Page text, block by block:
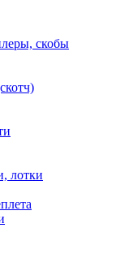
скобы
лотки